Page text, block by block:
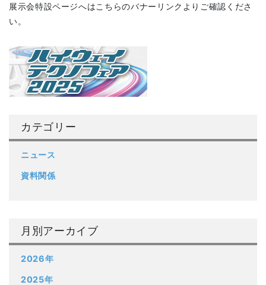
展示会特設ページへはこちらのバナーリンクよりご確認くださ
い。
カテゴリー
ニュース
資料関係
月別アーカイブ
2026年
2025年